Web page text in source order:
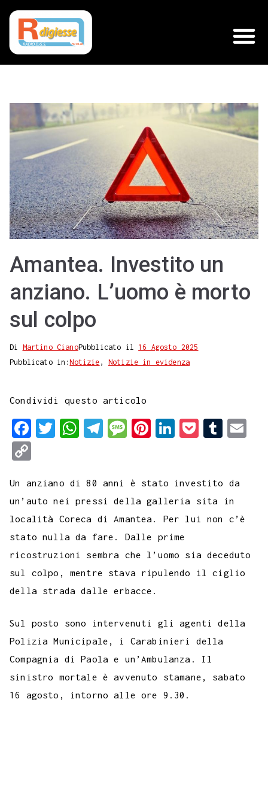
Amantea. Investito un
anziano. L’uomo è morto
sul colpo
Di Martino CianoPubblicato il 16 Agosto 2025
Pubblicato in:Notizie , Notizie in evidenza
Condividi questo articolo
F
e
b
o
o
k
T
t
t
e
r
W
t
s
A
p
p
T
e
g
r
a
m
M
s
a
g
e
P
t
e
r
e
s
t
L
k
e
d
I
n
k
e
t
T
b
l
r
p
y
L
i
k
Un anziano di 80 anni è stato investito da
un’auto nei pressi della galleria sita in
località Coreca di Amantea. Per lui non c’è
stato nulla da fare. Dalle prime
ricostruzioni sembra che l’uomo sia deceduto
sul colpo, mentre stava ripulendo il ciglio
della strada dalle erbacce.
Sul posto sono intervenuti gli agenti della
Polizia Municipale, i Carabinieri della
Compagnia di Paola e un’Ambulanza. Il
sinistro mortale è avvenuto stamane, sabato
16 agosto, intorno alle ore 9.30.